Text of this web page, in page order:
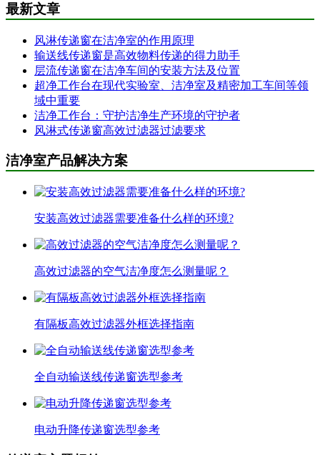
最新文章
风淋传递窗在洁净室的作用原理
输送线传递窗是高效物料传递的得力助手
层流传递窗在洁净车间的安装方法及位置
超净工作台在现代实验室、洁净室及精密加工车间等领
域中重要
洁净工作台：守护洁净生产环境的守护者
风淋式传递窗高效过滤器过滤要求
洁净室产品解决方案
安装高效过滤器需要准备什么样的环境?
高效过滤器的空气洁净度怎么测量呢？
有隔板高效过滤器外框选择指南
全自动输送线传递窗选型参考
电动升降传递窗选型参考